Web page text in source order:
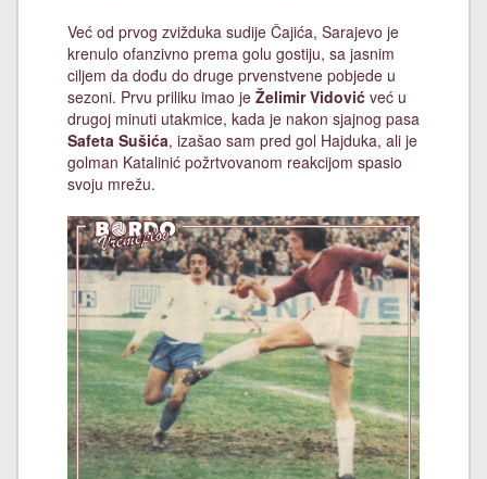
Već od prvog zvižduka sudije Čajića, Sarajevo je
krenulo ofanzivno prema golu gostiju, sa jasnim
ciljem da dođu do druge prvenstvene pobjede u
sezoni. Prvu priliku imao je Želimir Vidović već u
drugoj minuti utakmice, kada je nakon sjajnog pasa
Safeta Sušića, izašao sam pred gol Hajduka, ali je
golman Katalinić požrtvovanom reakcijom spasio
svoju mrežu.